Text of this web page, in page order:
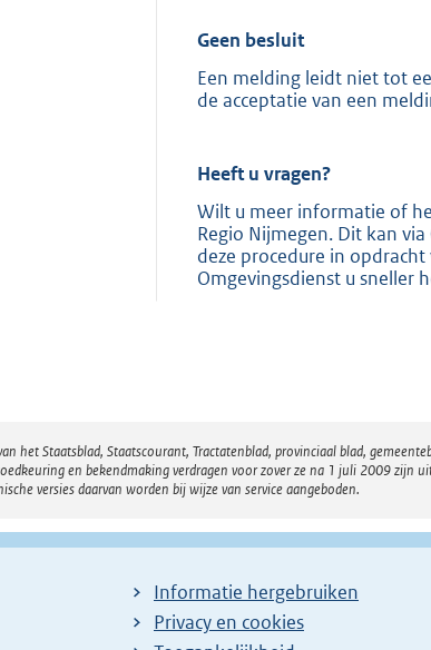
Geen besluit
Een melding leidt niet tot
de acceptatie van een
Heeft u vragen?
Wilt u meer informatie of
Regio Nijmegen. Dit kan
deze procedure in
Omgevingsdienst u sneller
het Staatsblad, Staatscourant, Tractatenblad, provinciaal blad,
en bekendmaking verdragen voor zover ze na 1 juli 2009
versies daarvan worden bij wijze van service aangeboden.
Informatie hergebruiken
Privacy en cookies